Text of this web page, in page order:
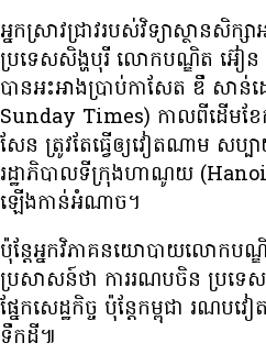
អ្នក​ស្រាវជ្រាវ​​របស់​វិទ្យាស្ថាន​សិក្ស
ប្រទេស​​សិង្ហបុរី លោក​បណ្ឌិត អ៊ៀន
បាន​អះអាង​ប្រាប់​កាសែត ឌឹ សា
Sunday Times) កាល​ពី​ដើម​ខ
សែន ត្រូវ​តែ​ធ្វើ​ឲ្យ​វៀតណាម សប្
រដ្ឋាភិបាល​ទីក្រុង​ហាណូយ
ឡើង​កាន់​អំណាច។
ប៉ុន្តែ​អ្នក​វិភាគ​នយោបាយ​លោក​ប
ប្រសាសន៍​ថា ការ​រណប​ចិន ប្រទេស​
ផ្នែក​សេដ្ឋកិច្ច ប៉ុន្តែ​កម្ពុជា រណប​
ទឹក​ដី៕